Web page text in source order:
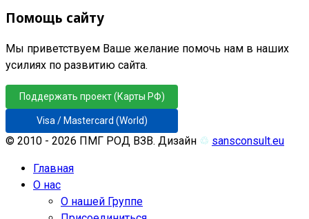
Помощь сайту
Мы приветствуем Ваше желание помочь нам в наших
усилиях по развитию сайта.
Поддержать проект (Карты РФ)
Visa / Mastercard (World)
© 2010 - 2026 ПМГ РОД ВЗВ. Дизайн ♲ sansconsult.eu
Главная
О нас
О нашей Группе